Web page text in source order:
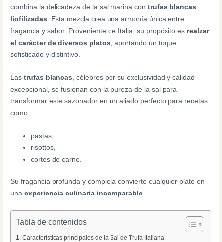
combina la delicadeza de la sal marina contrufas blancas
liofilizadas. Esta mezcla crea una armonía única entre
fragancia y sabor. Proveniente de Italia, su propósito es realzar
el carácter de diversos platos, aportando un toque
sofisticado y distintivo.
Lastrufas blancas , célebres por su exclusividad y calidad
excepcional, se fusionan con la pureza de la sal para
transformar este sazonador en un aliado perfecto para recetas
como:
pastas,
risottos,
cortes de carne.
Su fragancia profunda y compleja convierte cualquier plato en
unaexperiencia culinaria incomparable.
Tabla de contenidos
Características principales de la Sal de Trufa Italiana